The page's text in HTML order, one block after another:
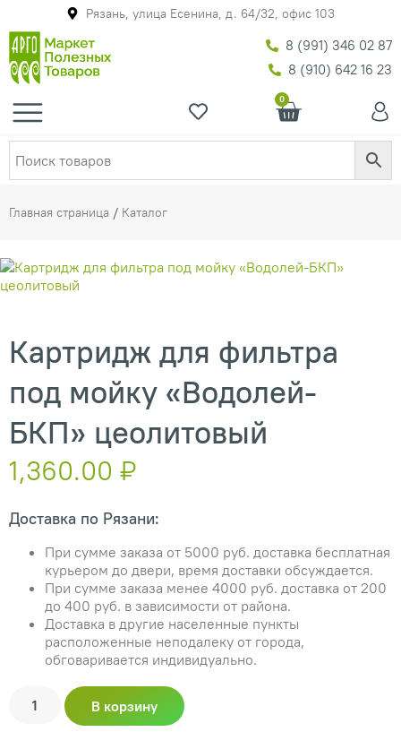
Рязань, улица Есенина, д. 64/32, офис 103
8 (991) 346 02 87
8 (910) 642 16 23
0
Главная страница / Каталог
Картридж для фильтра
под мойку «Водолей-
БКП» цеолитовый
1,360.00 ₽
Доставка по Рязани:
При сумме заказа от 5000 руб. доставка бесплатная
курьером до двери, время доставки обсуждается.
При сумме заказа менее 4000 руб. доставка от 200
до 400 руб. в зависимости от района.
Доставка в другие населенные пункты
расположенные неподалеку от города,
обговаривается индивидуально.
В корзину